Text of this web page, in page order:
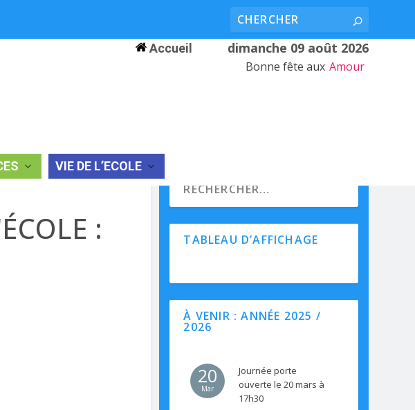
VIE DE L’ECOLE
Accueil dimanche 09 août 2026
Bonne fête aux Amour
:
TABLEAU D’AFFICHAGE
À VENIR : ANNÉE 2025 /
2026
20
Mar
Journée porte
ouverte le 20 mars à
17h30